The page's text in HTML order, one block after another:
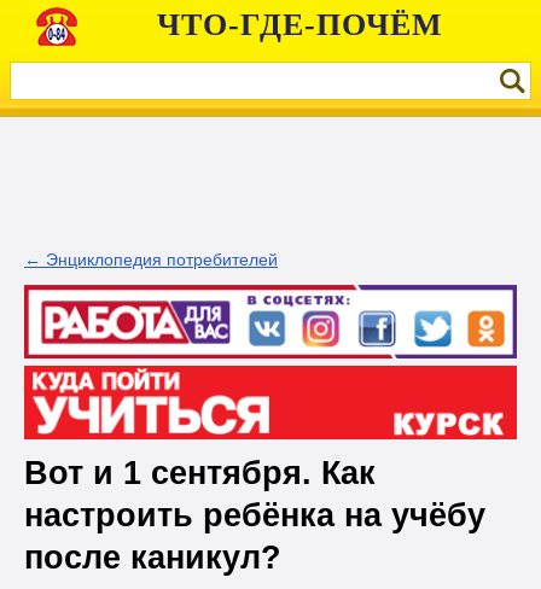
ЧТО-ГДЕ-ПОЧЁМ
← Энциклопедия потребителей
Вот и 1 сентября. Как
настроить ребёнка на учёбу
после каникул?